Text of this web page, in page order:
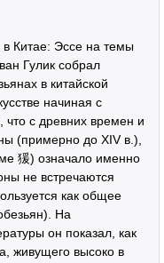
в Китае: Эссе на темы
Гулик собрал
в китайской
начиная с
что с древних времен и
(примерно до XIV в.),
猨) означало именно
не встречаются
как общее
На
он показал, как
живущего высоко в